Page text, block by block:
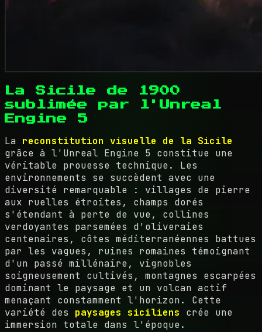
La Sicile de 1900
sublimée par l'Unreal
Engine 5
La reconstitution visuelle de la Sicile
grâce à l'Unreal Engine 5 constitue une
véritable prouesse technique. Les
environnements se succèdent avec une
diversité remarquable : villages de pierre
aux ruelles étroites, champs dorés
s'étendant à perte de vue, collines
verdoyantes parsemées d'oliveraies
centenaires, côtes méditerranéennes battues
par les vagues, ruines romaines témoignant
d'un passé millénaire, vignobles
soigneusement cultivés, montagnes escarpées
dominant le paysage et un volcan actif
menaçant constamment l'horizon. Cette
variété des paysages siciliens crée une
immersion totale dans l'époque.